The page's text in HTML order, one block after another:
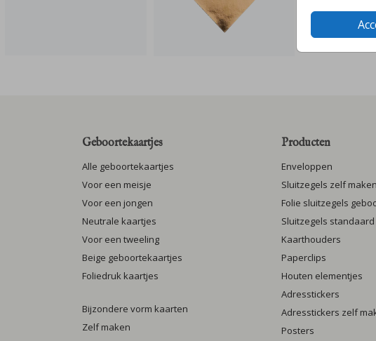
Geboortekaartjes
Alle geboortekaartjes
Voor een meisje
Voor een jongen
Neutrale kaartjes
Voor een tweeling
Beige geboortekaartjes
Foliedruk kaartjes
Bijzondere vorm kaarten
Zelf maken
Producten
Enveloppen
Sluitzegels zelf maken
Folie sluitzegels
Sluitzegels standaard
Kaarthouders
Paperclips
Houten elementjes
Adresstickers
Adresstickers zelf
Posters